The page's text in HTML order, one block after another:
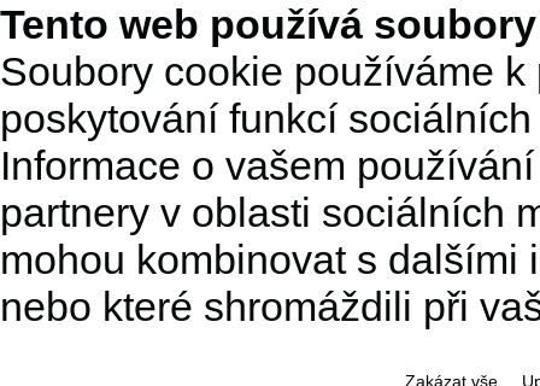
Tento web používá
Soubory cookie používáme
poskytování funkcí
Informace o vašem
partnery v oblasti sociálních
mohou kombinovat s dalšími
nebo které shromáždili při
Zakázat vše